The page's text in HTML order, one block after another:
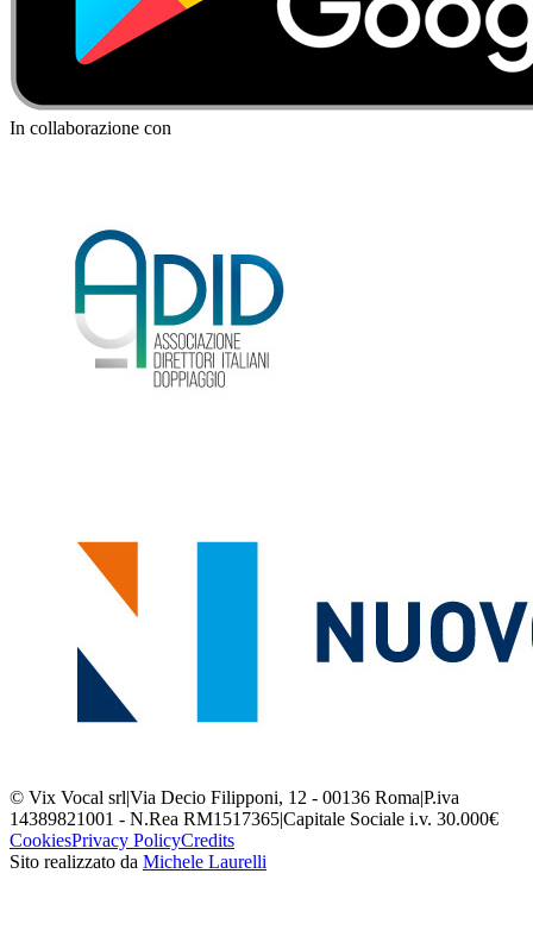
In collaborazione con
© Vix Vocal srlVia Decio Filipponi, 12 - 00136 RomaP.iva
14389821001 - N.Rea RM1517365Capitale Sociale i.v. 30.000€
CookiesPrivacy PolicyCredits
Sito realizzato da Michele Laurelli